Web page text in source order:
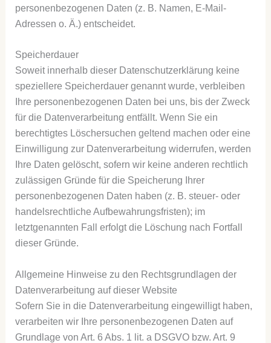
personenbezogenen Daten (z. B. Namen, E-Mail-
Adressen o. Ä.) entscheidet.
Speicherdauer
Soweit innerhalb dieser Datenschutzerklärung keine
speziellere Speicherdauer genannt wurde, verbleiben
Ihre personenbezogenen Daten bei uns, bis der Zweck
für die Datenverarbeitung entfällt. Wenn Sie ein
berechtigtes Löschersuchen geltend machen oder eine
Einwilligung zur Datenverarbeitung widerrufen, werden
Ihre Daten gelöscht, sofern wir keine anderen rechtlich
zulässigen Gründe für die Speicherung Ihrer
personenbezogenen Daten haben (z. B. steuer- oder
handelsrechtliche Aufbewahrungsfristen); im
letztgenannten Fall erfolgt die Löschung nach Fortfall
dieser Gründe.
Allgemeine Hinweise zu den Rechtsgrundlagen der
Datenverarbeitung auf dieser Website
Sofern Sie in die Datenverarbeitung eingewilligt haben,
verarbeiten wir Ihre personenbezogenen Daten auf
Grundlage von Art. 6 Abs. 1 lit. a DSGVO bzw. Art. 9